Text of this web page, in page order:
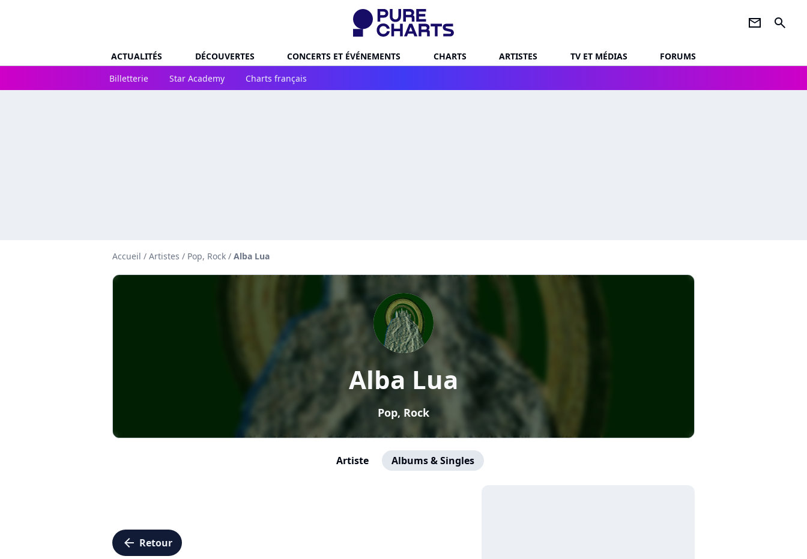
newsletter search
ACTUALITÉS DÉCOUVERTES CONCERTS ET ÉVÉNEMENTS CHARTS ARTISTES TV ET MÉDIAS
FORUMS
Billetterie
Star Academy Charts français
Accueil / Artistes / Pop, Rock / Alba Lua
Alba Lua
Pop, Rock
Artiste Albums & Singles
arrow_left Retour